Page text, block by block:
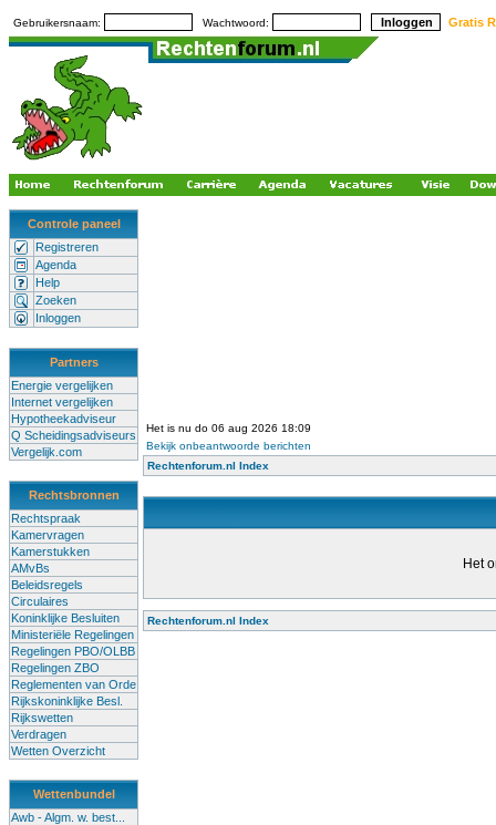
Gebruikersnaam: Wachtwoord: Gratis
Controle paneel
Registreren
Agenda
Help
Zoeken
Inloggen
Partners
Energie vergelijken
Internet vergelijken
Hypotheekadviseur
Q Scheidingsadviseurs
Vergelijk.com
Rechtsbronnen
Rechtspraak
Kamervragen
Kamerstukken
AMvBs
Beleidsregels
Circulaires
Koninklijke Besluiten
Ministeriële Regelingen
Regelingen PBO/OLBB
Regelingen ZBO
Reglementen van Orde
Rijkskoninklijke Besl.
Rijkswetten
Verdragen
Wetten Overzicht
Wettenbundel
Awb - Algm. w. best...
Het is nu do 06 aug 2026 18:09
Bekijk onbeantwoorde berichten
Rechtenforum.nl Index
Het
Rechtenforum.nl Index